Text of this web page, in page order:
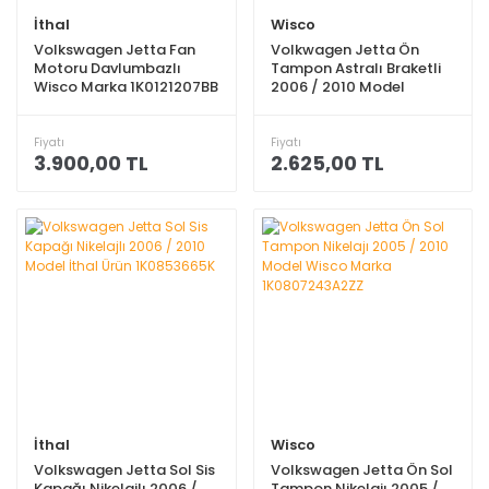
İthal
Volkswagen Jetta Fan
Motoru Davlumbazlı
Wisco Marka 1K0121207BB
Fiyatı
3.900,00 TL
Wisco
Volkwagen Jetta Ön
Tampon Astralı Braketli
2006 / 2010 Model
Fiyatı
2.625,00 TL
İthal
Volkswagen Jetta Sol Sis
Wisco
Volkswagen Jetta Ön Sol